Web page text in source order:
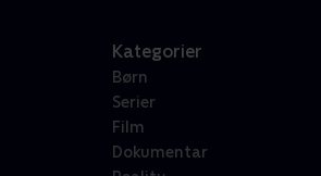
Kategorier
Børn
Serier
Film
Dokumentar